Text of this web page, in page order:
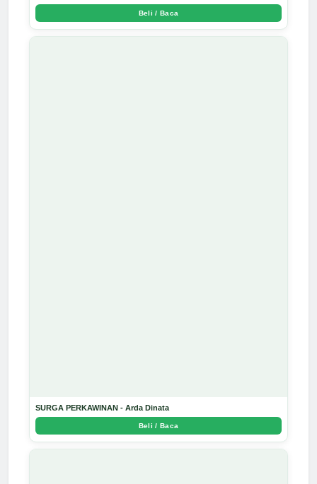
Beli / Baca
SURGA PERKAWINAN - Arda Dinata
Beli / Baca